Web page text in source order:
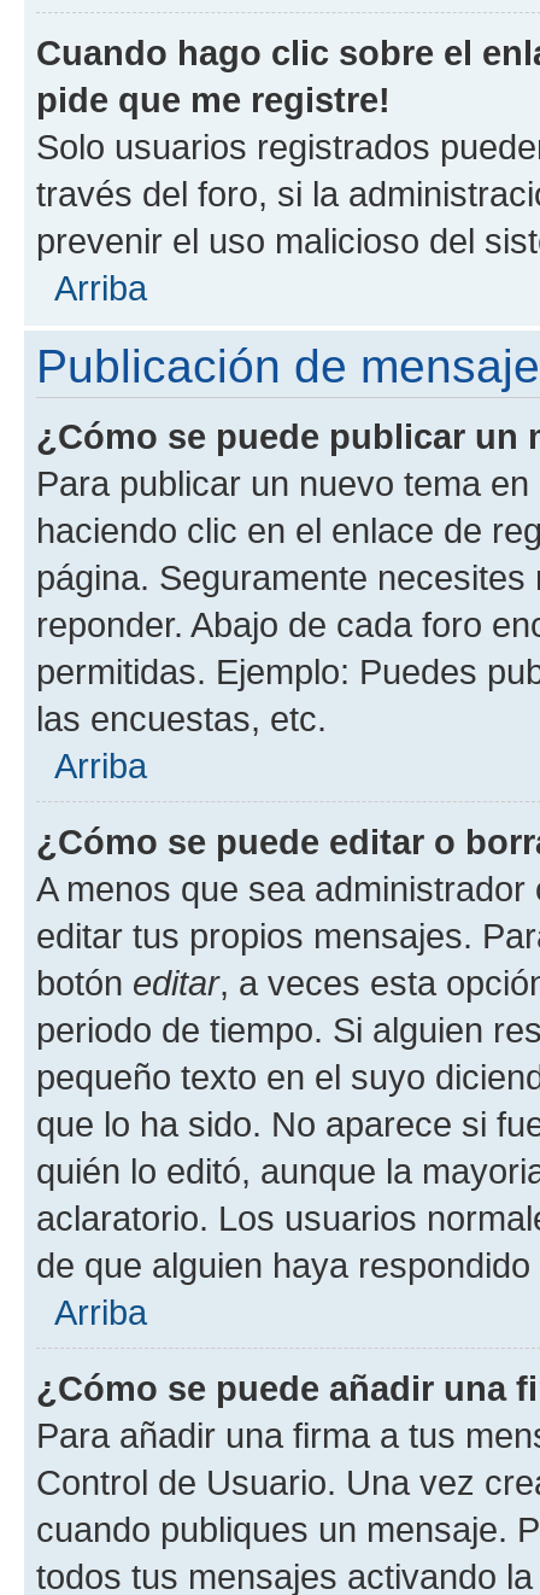
Cuando hago clic sobre el
pide que me registre!
Solo usuarios registrados
través del foro, si la
prevenir el uso malicioso del
Arriba
Publicación de
¿Cómo se puede publicar un
Para publicar un nuevo tema
haciendo clic en el enlace de
página. Seguramente
reponder. Abajo de cada foro
permitidas. Ejemplo: Puedes
las encuestas, etc.
Arriba
¿Cómo se puede editar o
A menos que sea
editar tus propios mensajes.
botón editar, a veces esta
periodo de tiempo. Si alguien
pequeño texto en el suyo
que lo ha sido. No aparece si
quién lo editó, aunque la
aclaratorio. Los usuarios
de que alguien haya
Arriba
¿Cómo se puede añadir una
Para añadir una firma a tus
Control de Usuario. Una vez
cuando publiques un mensaje.
todos tus mensajes activando